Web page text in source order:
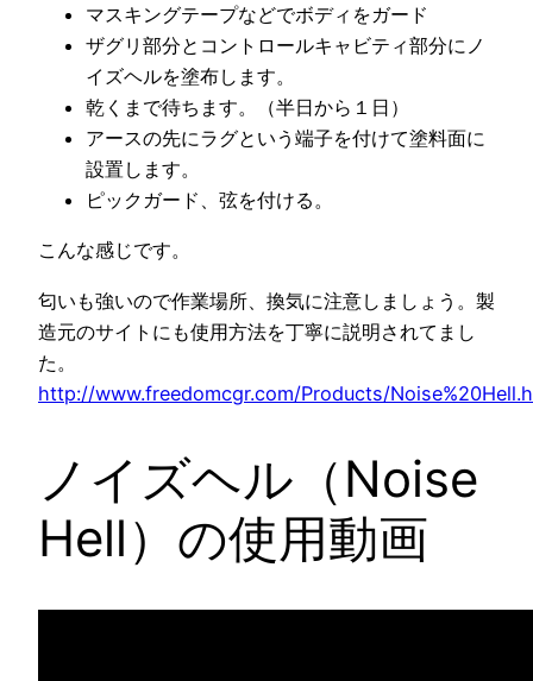
マスキングテープなどでボディをガード
ザグリ部分とコントロールキャビティ部分にノ
イズヘルを塗布します。
乾くまで待ちます。（半日から１日）
アースの先にラグという端子を付けて塗料面に
設置します。
ピックガード、弦を付ける。
こんな感じです。
匂いも強いので作業場所、換気に注意しましょう。製
造元のサイトにも使用方法を丁寧に説明されてまし
た。
http://www.freedomcgr.com/Products/
ノイズヘル（Noise
Hell）の使用動画